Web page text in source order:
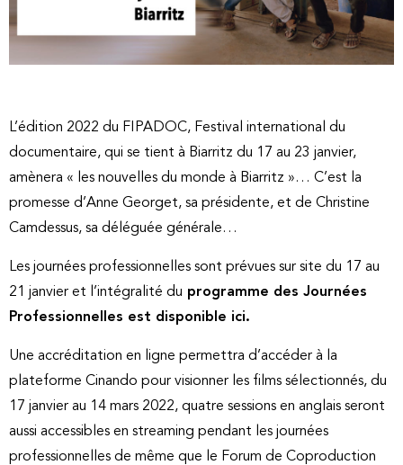
L’édition 2022 du FIPADOC, Festival international du
documentaire, qui se tient à Biarritz du 17 au 23 janvier,
amènera « les nouvelles du monde à Biarritz »… C’est la
promesse d’Anne Georget, sa présidente, et de Christine
Camdessus, sa déléguée générale…
Les journées professionnelles sont prévues sur site du 17 au
21 janvier et l’intégralité du programme des Journées
Professionnelles est disponible ici.
Une accréditation en ligne permettra d’accéder à la
plateforme Cinando pour visionner les films sélectionnés, du
17 janvier au 14 mars 2022, quatre sessions en anglais seront
aussi accessibles en streaming pendant les journées
professionnelles de même que le Forum de Coproduction